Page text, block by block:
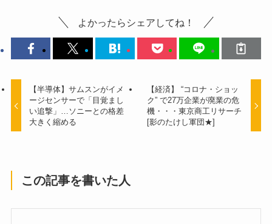
よかったらシェアしてね！
【半導体】サムスンがイメ
ージセンサーで「目覚まし
い追撃」…ソニーとの格差
大きく縮める
【経済】 “コロナ・ショッ
ク” で27万企業が廃業の危
機・・・東京商工リサーチ
[影のたけし軍団★]
この記事を書いた人